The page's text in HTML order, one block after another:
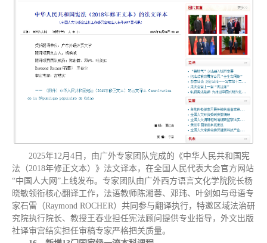
2025年12月4日，由广外专家团队完成的《中华人民共和国宪
法（2018年修正文本）》法文译本，在全国人民代表大会官方网站
“中国人大网”上线发布。专家团队由广外西方语言文化学院院长杨
晓敏领衔核心翻译工作，法语教师陈湘蓉、邓玮、叶剑如与母语专
家石雷（Raymond ROCHER）共同参与翻译执行，特邀区域法治研
究院执行院长、教授王春业担任宪法顾问提供专业指导，外文出版
社译审宫结实担任审稿专家严格把关质量。